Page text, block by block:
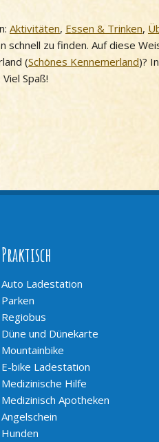
Aktivitäten, Essen & Trinken,
zu finden. Auf diese
(Schönes Kennemerland)?
Viel Spaß!
Praktisch
Auto Ladestation
Parken
Regiobus
Düne und Dünekarte
Mountainbike
E-bike Ladestation
Medizinische Hilfe
Medizinisch Apotheken
Angelschein
Hunden